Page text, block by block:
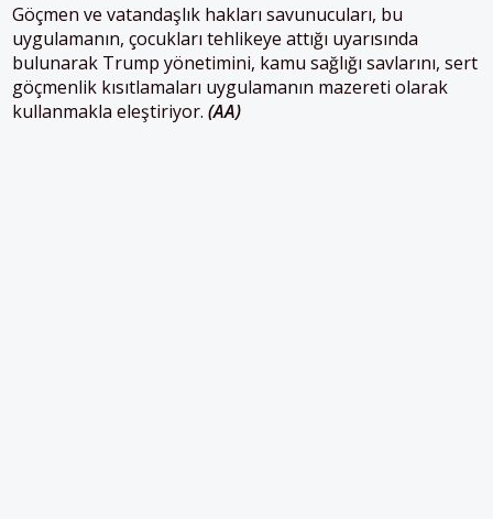
Göçmen ve vatandaşlık hakları savunucuları, bu
uygulamanın, çocukları tehlikeye attığı uyarısında
bulunarak Trump yönetimini, kamu sağlığı savlarını, sert
göçmenlik kısıtlamaları uygulamanın mazereti olarak
kullanmakla eleştiriyor. (AA)